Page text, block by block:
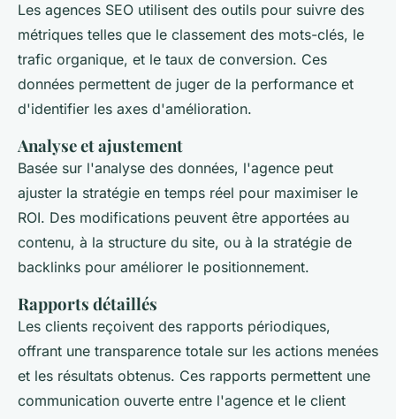
Les agences SEO utilisent des outils pour suivre des
métriques telles que le classement des mots-clés, le
trafic organique, et le taux de conversion. Ces
données permettent de juger de la performance et
d'identifier les axes d'amélioration.
Analyse et ajustement
Basée sur l'analyse des données, l'agence peut
ajuster la stratégie en temps réel pour maximiser le
ROI. Des modifications peuvent être apportées au
contenu, à la structure du site, ou à la stratégie de
backlinks pour améliorer le positionnement.
Rapports détaillés
Les clients reçoivent des rapports périodiques,
offrant une transparence totale sur les actions menées
et les résultats obtenus. Ces rapports permettent une
communication ouverte entre l'agence et le client